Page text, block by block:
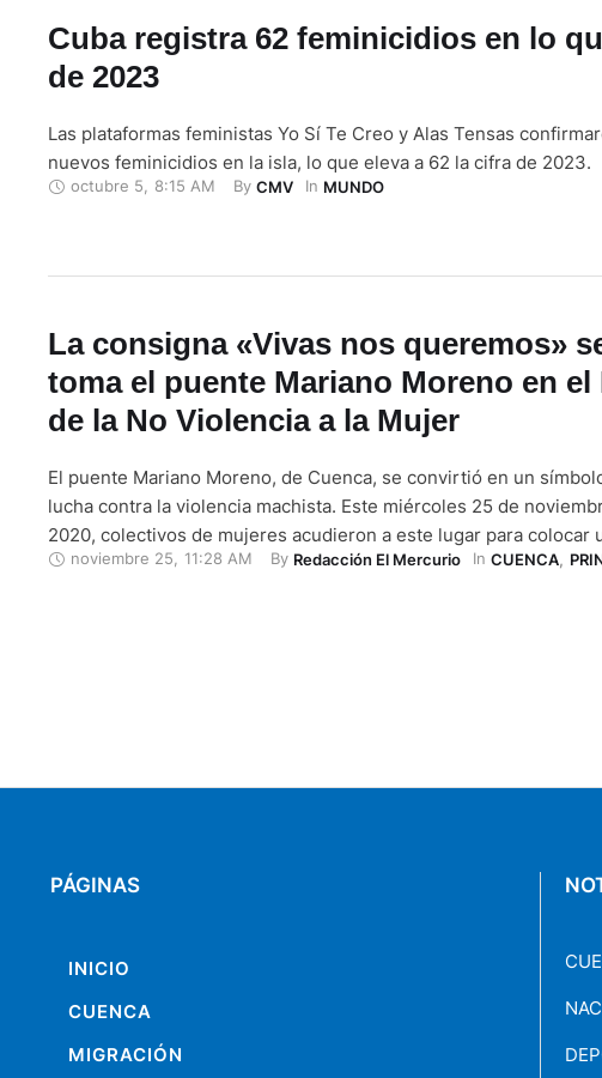
Cuba registra 62 feminicidios en lo
de 2023
Las plataformas feministas Yo Sí Te Creo y Alas Tensas
nuevos feminicidios en la isla, lo que eleva a 62 la cifra de 2023.
octubre 5 8:15 AM By CMV In MUNDO
La consigna «Vivas nos queremos»
toma el puente Mariano Moreno en el
de la No Violencia a la Mujer
El puente Mariano Moreno, de Cuenca, se convirtió en un
lucha contra la violencia machista. Este miércoles 25 de
2020, colectivos de mujeres acudieron a este lugar para colocar
placa en honor a las víctimas. Las mujeres colocaron lazos
noviembre 25 11:28 AM By Redacción El Mercurio In CUENCA,
PÁGINAS
INICIO
CUENCA
MIGRACIÓN